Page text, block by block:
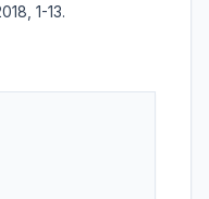
1-13.